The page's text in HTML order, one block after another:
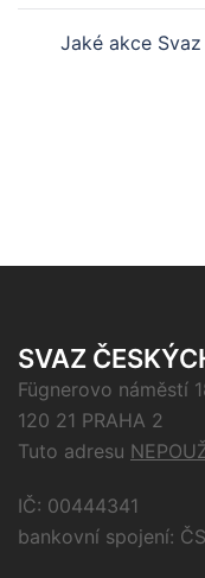
Jaké akce
SVAZ
Fügnerovo náměstí
120 21 PRAHA 2
Tuto adresu
IČ: 00444341
bankovní spojení: